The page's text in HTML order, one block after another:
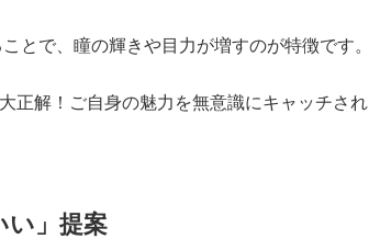
とで、瞳の輝きや目力が増すのが特徴です。
正解！ご自身の魅力を無意識にキャッチされ
い」提案